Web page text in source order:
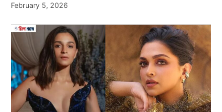
Next Article
February 5, 2026